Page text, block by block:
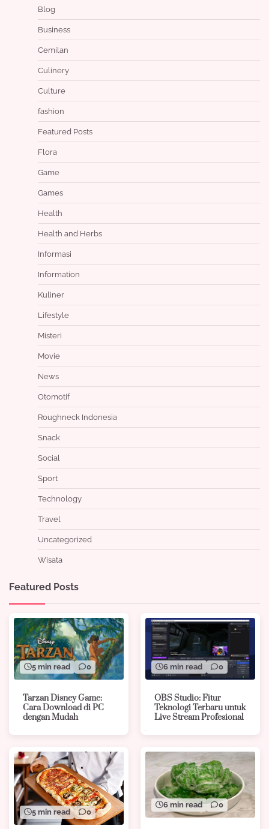
Blog
Business
Cemilan
Culinery
Culture
fashion
Featured Posts
Flora
Game
Games
Health
Health and Herbs
Informasi
Information
Kuliner
Lifestyle
Misteri
Movie
News
Otomotif
Roughneck Indonesia
Snack
Social
Sport
Technology
Travel
Uncategorized
Wisata
Featured Posts
5 min read 0
Tarzan Disney Game:
Cara Download di PC
dengan Mudah
6 min read 0
OBS Studio: Fitur
Teknologi Terbaru untuk
Live Stream Profesional
5 min read 0
6 min read 0